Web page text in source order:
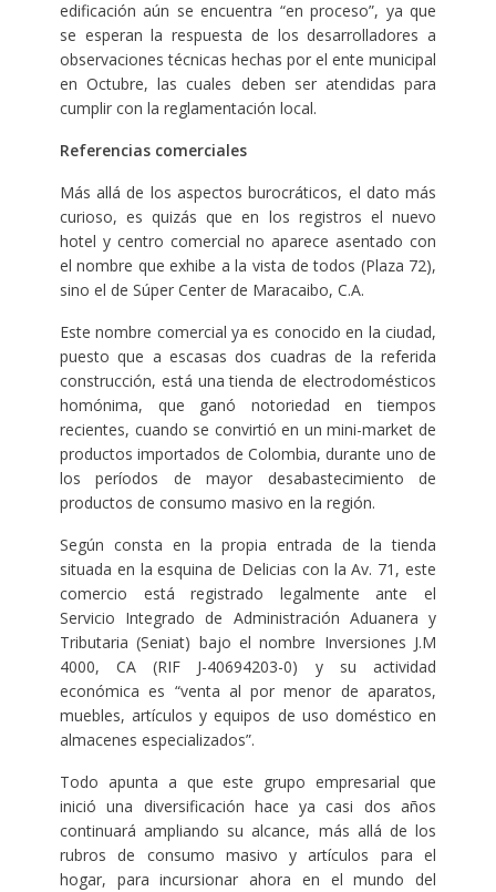
edificación aún se encuentra “en proceso”, ya que
se esperan la respuesta de los desarrolladores a
observaciones técnicas hechas por el ente municipal
en Octubre, las cuales deben ser atendidas para
cumplir con la reglamentación local.
Referencias comerciales
Más allá de los aspectos burocráticos, el dato más
curioso, es quizás que en los registros el nuevo
hotel y centro comercial no aparece asentado con
el nombre que exhibe a la vista de todos (Plaza 72),
sino el de Súper Center de Maracaibo, C.A.
Este nombre comercial ya es conocido en la ciudad,
puesto que a escasas dos cuadras de la referida
construcción, está una tienda de electrodomésticos
homónima, que ganó notoriedad en tiempos
recientes, cuando se convirtió en un mini-market de
productos importados de Colombia, durante uno de
los períodos de mayor desabastecimiento de
productos de consumo masivo en la región.
Según consta en la propia entrada de la tienda
situada en la esquina de Delicias con la Av. 71, este
comercio está registrado legalmente ante el
Servicio Integrado de Administración Aduanera y
Tributaria (Seniat) bajo el nombre Inversiones J.M
4000, CA (RIF J-40694203-0) y su actividad
económica es “venta al por menor de aparatos,
muebles, artículos y equipos de uso doméstico en
almacenes especializados”.
Todo apunta a que este grupo empresarial que
inició una diversificación hace ya casi dos años
continuará ampliando su alcance, más allá de los
rubros de consumo masivo y artículos para el
hogar, para incursionar ahora en el mundo del